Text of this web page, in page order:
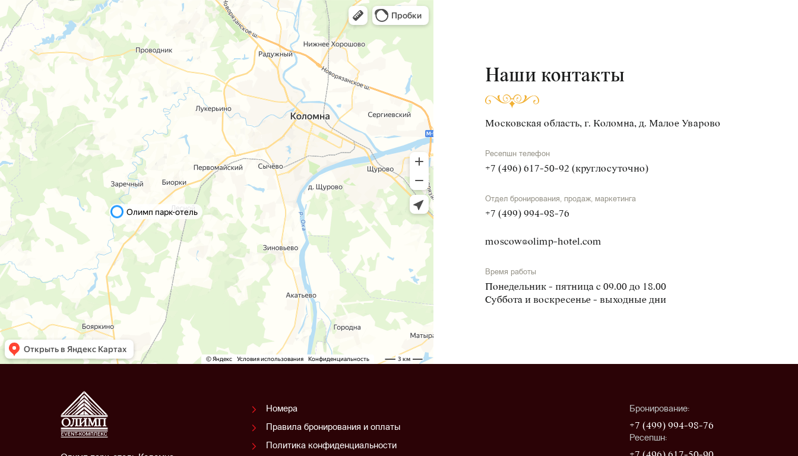
Наши контакты
Московская область, г. Коломна, д. Малое Уварово
Ресепшн телефон
+7 (496) 617-50-92 (круглосуточно)
Отдел бронирования, продаж, маркетинга
+7 (499) 994-98-76
moscow@olimp-hotel.com
Время работы
Понедельник - пятница с 09.00 до 18.00
Суббота и воскресенье - выходные дни
Номера
Правила бронирования и оплаты
Политика конфиденциальности
Бронирование:
+7 (499) 994-98-76
Ресепшн: